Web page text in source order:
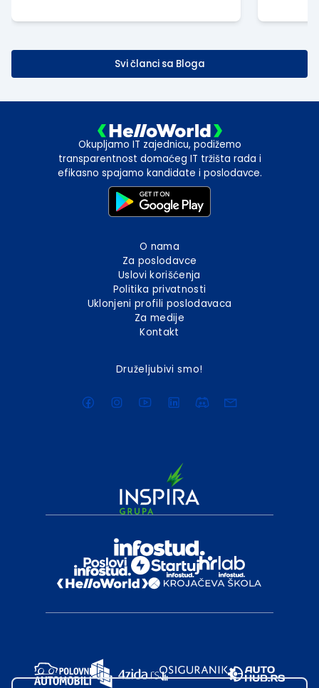
Svi članci sa Bloga
Okupljamo IT zajednicu, podižemo
transparentnost domaćeg IT tržišta rada i
efikasno spajamo kandidate i poslodavce.
O nama
Za poslodavce
Uslovi korišćenja
Politika privatnosti
Uklonjeni profili poslodavaca
Za medije
Kontakt
Druželjubivi smo!